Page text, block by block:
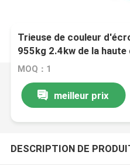
Trieuse de couleur
955kg 2.4kw de la
MOQ：1
meilleur prix
DESCRIPTION DE